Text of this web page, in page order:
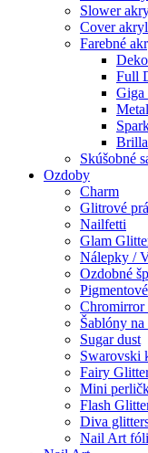
Slower
Cover
Farebné
Full
Giga
Skúšobné
Ozdoby
Charm
Glitrové
Nailfetti
Glam
Nálepky /
Ozdobné
Šablóny
Sugar dust
Swarovski
Fairy
Mini
Flash
Diva
Nail Art